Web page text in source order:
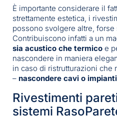
È importante considerare il
strettamente estetica, i
possono svolgere altre, forse
Contribuiscono infatti a un
sia acustico che termico e
nascondere in maniera
in caso di ristrutturazioni che
– nascondere cavi o impianti
Rivestimenti
sistemi